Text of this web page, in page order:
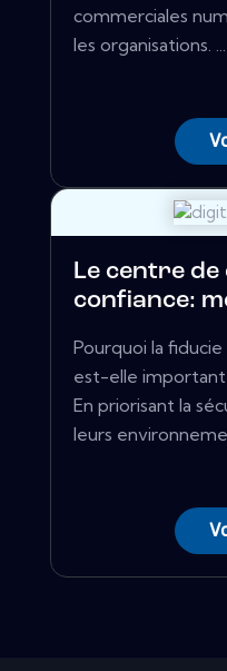
commerciales
les organisations. ...
Le centre de
confiance:
Pourquoi la
est-elle
En priorisant la
leurs